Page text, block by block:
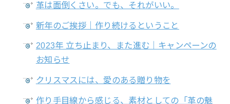
革は面倒くさい。でも、それがいい。
新年のご挨拶｜作り続けるということ
2023年 立ち止まり、また進む｜キャンペーンの
お知らせ
クリスマスには、愛のある贈り物を
作り手目線から感じる、素材としての「革の魅